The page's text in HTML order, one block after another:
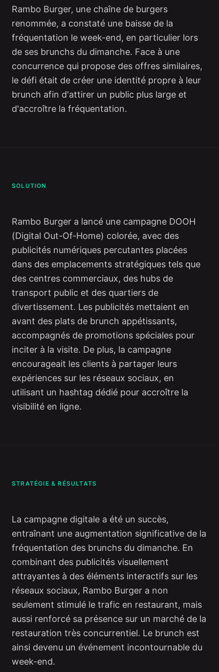
Rambo Burger, une chaîne de burgers
renommée, a constaté une baisse de la
fréquentation le week-end, en particulier lors
de ses brunchs du dimanche. Face à une
concurrence qui propose des offres similaires,
le défi était de créer une identité propre à leur
brunch afin d'attirer un public plus large et
d'accroître la fréquentation.
SOLUTION
Rambo Burger a lancé une campagne DOOH
(Digital Out-Of-Home) colorée, avec des
publicités numériques percutantes placées
dans des emplacements stratégiques tels que
des centres commerciaux, des hubs de
transport public et des quartiers de
divertissement. Les publicités mettaient en
avant des plats de brunch appétissants,
accompagnés de promotions spéciales pour
inciter à la visite. De plus, la campagne
encourageait les clients à partager leurs
expériences sur les réseaux sociaux, en
utilisant un hashtag dédié pour accroître la
visibilité en ligne.
STRATÉGIE & RÉSULTATS
La campagne digitale a été un succès,
entraînant une augmentation significative de la
fréquentation des brunchs du dimanche. En
combinant des publicités visuellement
attrayantes à des éléments interactifs sur les
réseaux sociaux, Rambo Burger a non
seulement stimulé le trafic en restaurant, mais
aussi renforcé sa présence sur un marché de la
restauration très concurrentiel. Le brunch est
ainsi devenu un événement incontournable du
week-end.